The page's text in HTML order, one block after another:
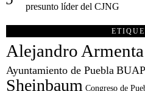
presunto líder del CJNG
Alejandro Armenta
Ayuntamiento de Puebla BUAP
Sheinbaum Congreso de